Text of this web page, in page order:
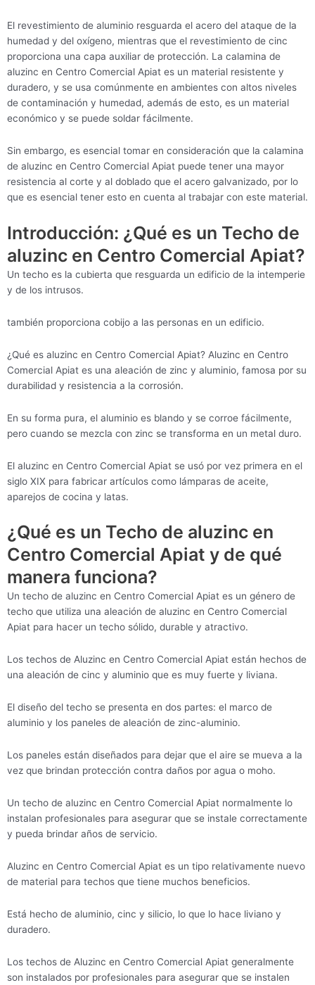
El revestimiento de aluminio resguarda el acero del ataque de la
humedad y del oxígeno, mientras que el revestimiento de cinc
proporciona una capa auxiliar de protección. La calamina de
aluzinc en Centro Comercial Apiat es un material resistente y
duradero, y se usa comúnmente en ambientes con altos niveles
de contaminación y humedad, además de esto, es un material
económico y se puede soldar fácilmente.
Sin embargo, es esencial tomar en consideración que la calamina
de aluzinc en Centro Comercial Apiat puede tener una mayor
resistencia al corte y al doblado que el acero galvanizado, por lo
que es esencial tener esto en cuenta al trabajar con este material.
Introducción: ¿Qué es un Techo de
aluzinc en Centro Comercial Apiat?
Un techo es la cubierta que resguarda un edificio de la intemperie
y de los intrusos.
también proporciona cobijo a las personas en un edificio.
¿Qué es aluzinc en Centro Comercial Apiat? Aluzinc en Centro
Comercial Apiat es una aleación de zinc y aluminio, famosa por su
durabilidad y resistencia a la corrosión.
En su forma pura, el aluminio es blando y se corroe fácilmente,
pero cuando se mezcla con zinc se transforma en un metal duro.
El aluzinc en Centro Comercial Apiat se usó por vez primera en el
siglo XIX para fabricar artículos como lámparas de aceite,
aparejos de cocina y latas.
¿Qué es un Techo de aluzinc en
Centro Comercial Apiat y de qué
manera funciona?
Un techo de aluzinc en Centro Comercial Apiat es un género de
techo que utiliza una aleación de aluzinc en Centro Comercial
Apiat para hacer un techo sólido, durable y atractivo.
Los techos de Aluzinc en Centro Comercial Apiat están hechos de
una aleación de cinc y aluminio que es muy fuerte y liviana.
El diseño del techo se presenta en dos partes: el marco de
aluminio y los paneles de aleación de zinc-aluminio.
Los paneles están diseñados para dejar que el aire se mueva a la
vez que brindan protección contra daños por agua o moho.
Un techo de aluzinc en Centro Comercial Apiat normalmente lo
instalan profesionales para asegurar que se instale correctamente
y pueda brindar años de servicio.
Aluzinc en Centro Comercial Apiat es un tipo relativamente nuevo
de material para techos que tiene muchos beneficios.
Está hecho de aluminio, cinc y silicio, lo que lo hace liviano y
duradero.
Los techos de Aluzinc en Centro Comercial Apiat generalmente
son instalados por profesionales para asegurar que se instalen